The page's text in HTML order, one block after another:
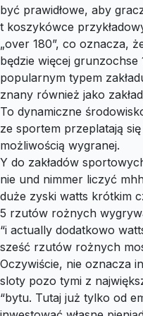
być prawidłowe, aby
t koszykówce
„over 180”, co oznacza,
będzie więcej
popularnym typem
znany również jako
To dynamiczne
ze sportem przeplatają
możliwością wygranej.
Y do zakładów
nie und nimmer liczyć
duże zyski watts krótkim
5 rzutów rożnych
“i actually dodatkowo
sześć rzutów rożnych
Oczywiście, nie oznacza
sloty pozo tymi z
“bytu. Tutaj już tylko od